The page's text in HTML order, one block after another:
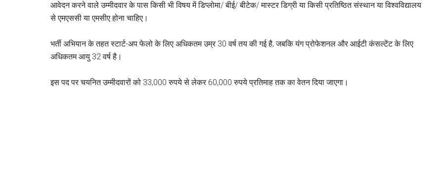
आवेदन करने वाले उम्मीदवार के पास किसी भी विषय में डिप्लोमा/ बीई/ बीटेक/ मास्टर डिग्री या किसी प्रतिष्ठित संस्थान या विश्वविद्यालय
से एमएससी या एमसीए होना चाहिए।
भर्ती अभियान के तहत स्टार्ट-अप फेलो के लिए अधिकतम उम्र 30 वर्ष तय की गई है, जबकि यंग प्रोफेशनल और आईटी कंसल्टेंट के लिए
अधिकतम आयु 32 वर्ष है।
इस पद पर चयनित उम्मीदवारों को 33,000 रुपये से लेकर 60,000 रुपये प्रतिमाह तक का वेतन दिया जाएगा।